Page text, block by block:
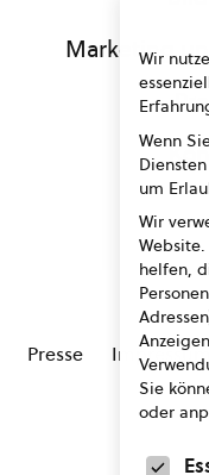
Marketing
Presse Impressum
Wir
Wenn
um
Wir
helfen,
Sie
oder